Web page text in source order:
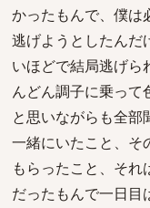
かったもんで、僕は
逃げようとしたんだ
いほどで結局逃げら
んどん調子に乗って
と思いながらも全部
一緒にいたこと、そ
もらったこと、そ
だったもんで一日目